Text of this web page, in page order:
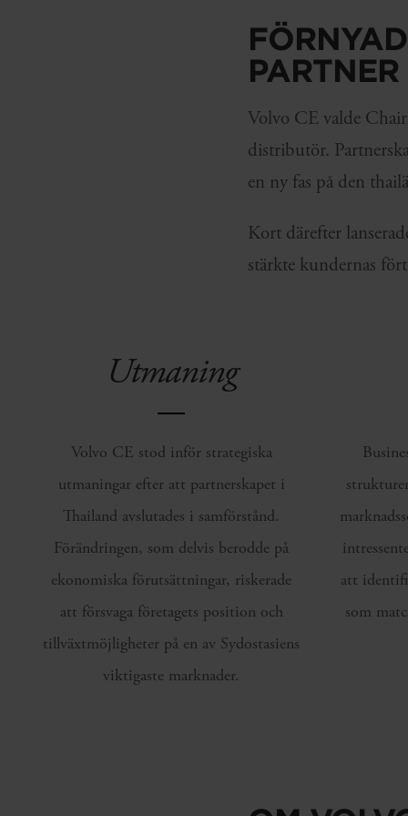
PARTNER
Volvo CE valde
distributör.
en ny fas på den
Kort därefter
stärkte kundernas
Utmaning
Volvo CE stod inför strategiska
utmaningar efter att partnerskapet i
Thailand avslutades i samförstånd.
Förändringen, som delvis berodde på
ekonomiska förutsättningar, riskerade
att försvaga företagets position och
tillväxtmöjligheter på en av Sydostasiens
viktigaste marknader.
att
som